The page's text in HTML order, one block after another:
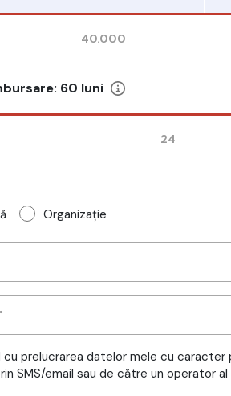
40.000
60 luni
24
Organizație
prelucrarea datelor mele cu caracter
SMS/email sau de către un operator